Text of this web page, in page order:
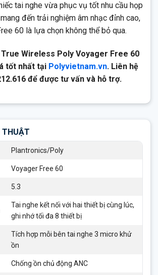
tai nghe vừa phục vụ tốt nhu cầu họp
đến trải nghiệm âm nhạc đỉnh cao,
60 là lựa chọn không thể bỏ qua.
True Wireless Poly Voyager Free 60
tốt nhất tại Polyvietnam.vn. Liên hệ
để được tư vấn và hỗ trợ.
THUẬT
Plantronics/Poly
Voyager Free 60
5.3
Tai nghe kết nối với hai thiết bị cùng lúc,
ghi nhớ tối đa 8 thiết bị
Tích hợp mỗi bên tai nghe 3 micro khử
ồn
Chống ồn chủ động ANC